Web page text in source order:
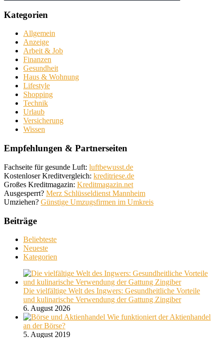
Kategorien
Allgemein
Anzeige
Arbeit & Job
Finanzen
Gesundheit
Haus & Wohnung
Lifestyle
Shopping
Technik
Urlaub
Versicherung
Wissen
Empfehlungen & Partnerseiten
Fachseite für gesunde Luft: luftbewusst.de
Kostenloser Kreditvergleich: kreditriese.de
Großes Kreditmagazin: Kreditmagazin.net
Ausgesperrt? Merz Schlüsseldienst Mannheim
Umziehen? Günstige Umzugsfirmen im Umkreis
Beiträge
Beliebteste
Neueste
Kategorien
Die vielfältige Welt des Ingwers: Gesundheitliche Vorteile
und kulinarische Verwendung der Gattung Zingiber
6. August 2026
Wie funktioniert der Aktienhandel
an der Börse?
5. August 2019